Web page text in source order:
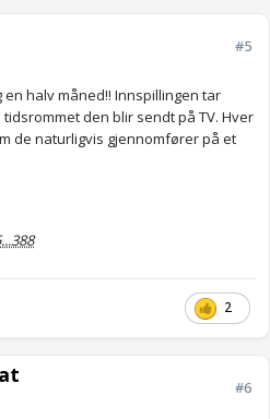
#5
halv måned!! Innspillingen tar
den blir sendt på TV. Hver
de naturligvis gjennomfører på et
2
#6